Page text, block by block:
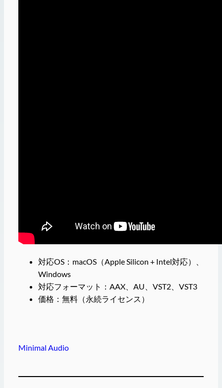
対応OS：macOS（Apple Silicon + Intel対応）、
Windows
対応フォーマット：AAX、AU、VST2、VST3
価格：無料（永続ライセンス）
Minimal Audio